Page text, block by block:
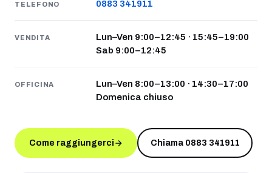
TELEFONO 0883 341911
VENDITA
Lun–Ven 9:00–12:45 · 15:45–19:00
Sab 9:00–12:45
OFFICINA
Lun–Ven 8:00–13:00 · 14:30–17:00
Domenica chiuso
Come raggiungerci Chiama 0883 341911